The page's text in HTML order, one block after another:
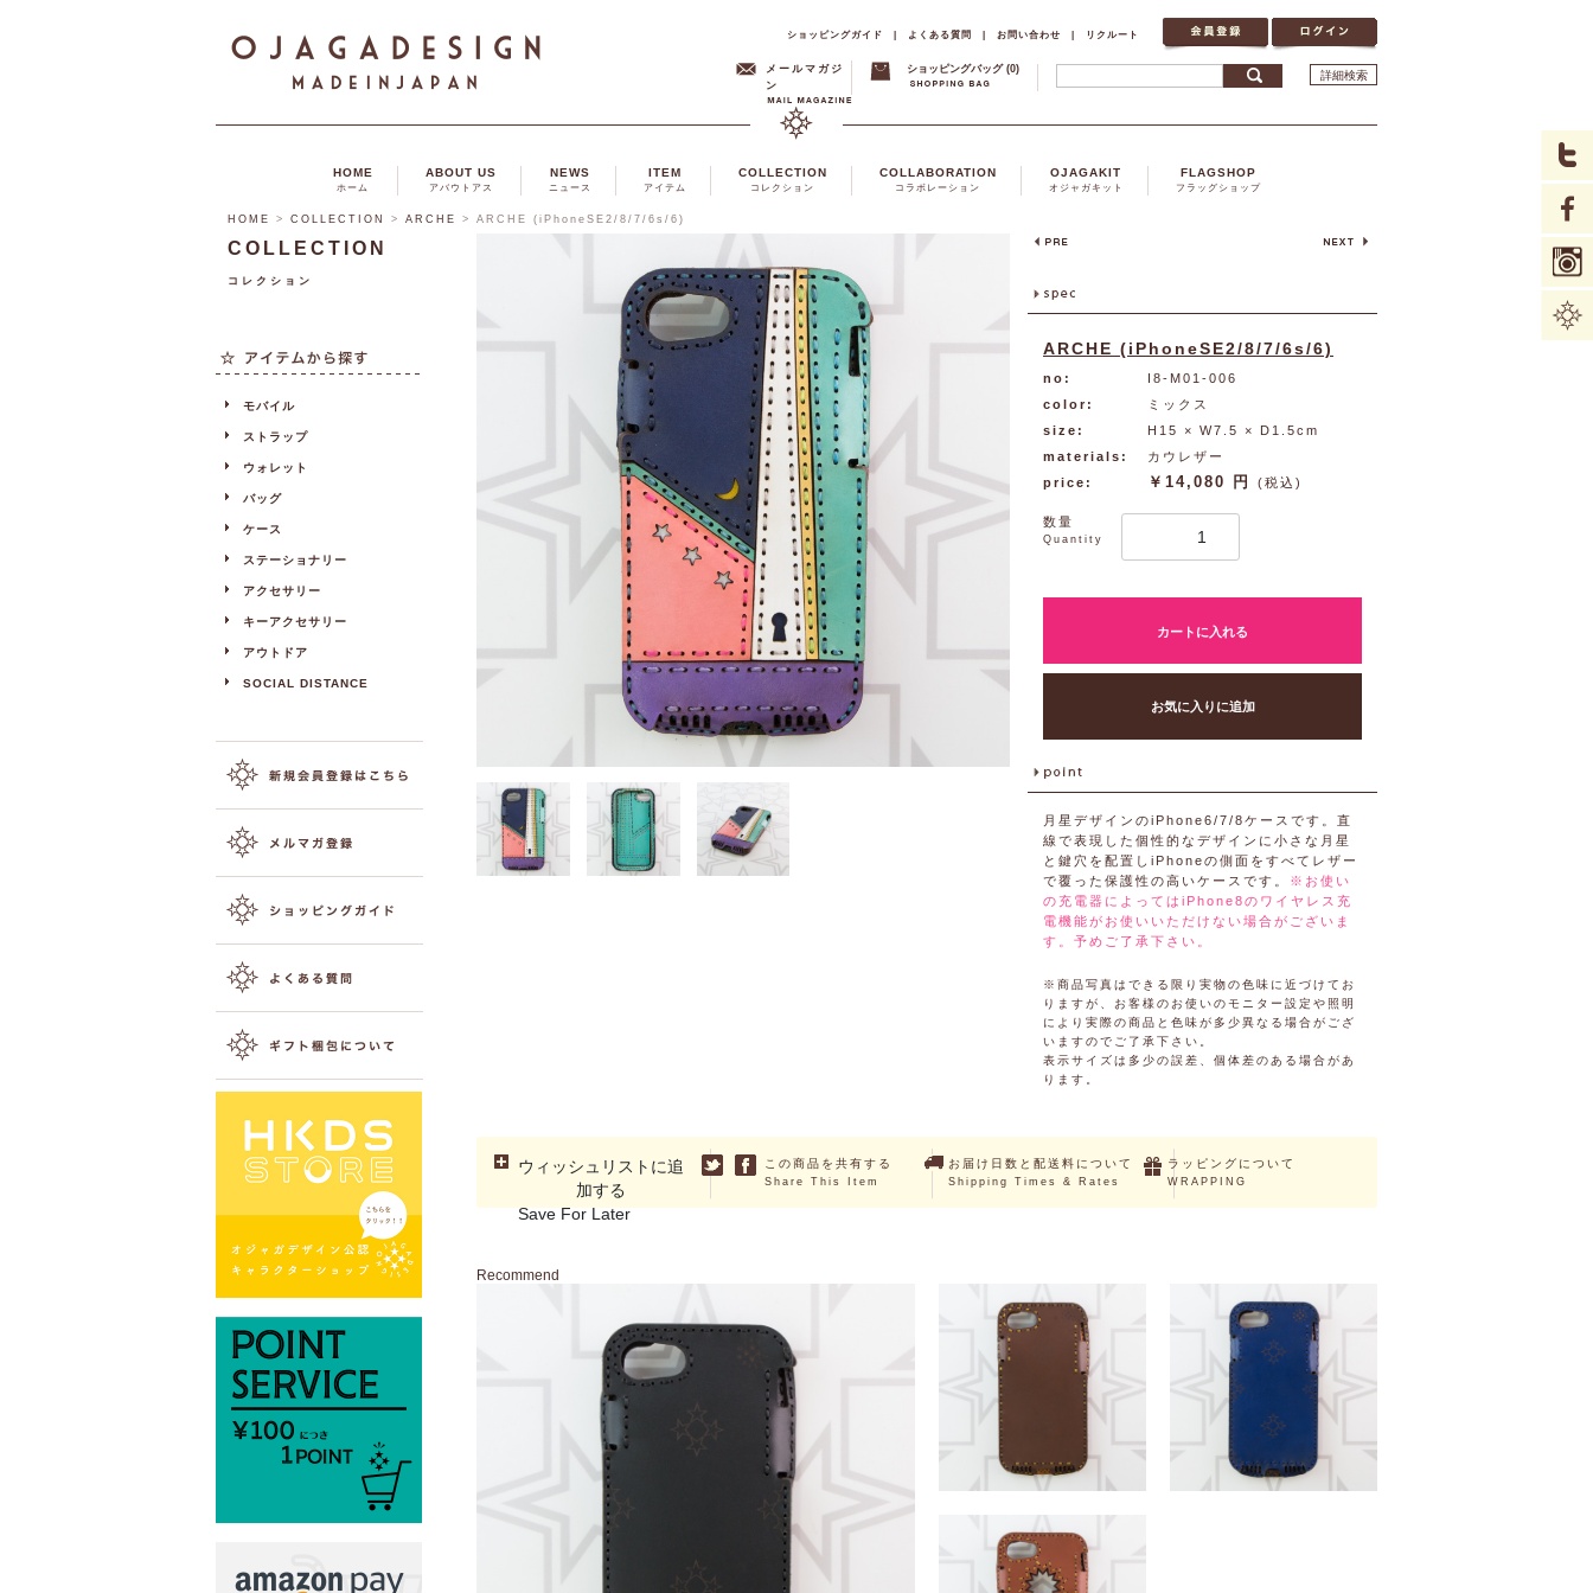
ショッピングガイド | よくある質問 | お問い合わせ | リクルート
メールマガジ
ン
ショッピングバッグ (0) 詳細検索
HOME
ホーム
ABOUT US
アバウトアス
NEWS
ニュース
ITEM
アイテム
COLLECTION
コレクション
COLLABORATION
コラボレーション
OJAGAKIT
オジャガキット
FLAGSHOP
フラッグショップ
HOME > COLLECTION > ARCHE > ARCHE (iPhoneSE2/8/7/6s/6)
ARCHE (iPhoneSE2/8/7/6s/6)
no:
I8-M01-006
color:
ミックス
size:
H15 × W7.5 × D1.5cm
materials:
カウレザー
price:
￥14,080 円 (税込)
数量
Quantity
カートに入れる
お気に入りに追加
月星デザインのiPhone6/7/8ケースです。直
線で表現した個性的なデザインに小さな月星
と鍵穴を配置しiPhoneの側面をすべてレザー
で覆った保護性の高いケースです。 ※お使い
の充電器によってはiPhone8のワイヤレス充
電機能がお使いいただけない場合がございま
す。予めご了承下さい。
※商品写真はできる限り実物の色味に近づけてお
りますが、お客様のお使いのモニター設定や照明
により実際の商品と色味が多少異なる場合がござ
いますのでご了承下さい。
表示サイズは多少の誤差、個体差のある場合があ
ります。
ウィッシュリストに追
加する
Save For Later
この商品を共有する
Share This Item
お届け日数と配送料について
Shipping Times & Rates
ラッピングについて
WRAPPING
Recommend
ITHA (iPhoneSE2/8/7/6s/6)
￥9,350 （税込）
COLLECTION
コレクション
モバイル
ストラップ
ウォレット
バッグ
ケース
ステーショナリー
アクセサリー
キーアクセサリー
アウトドア
SOCIAL DISTANCE